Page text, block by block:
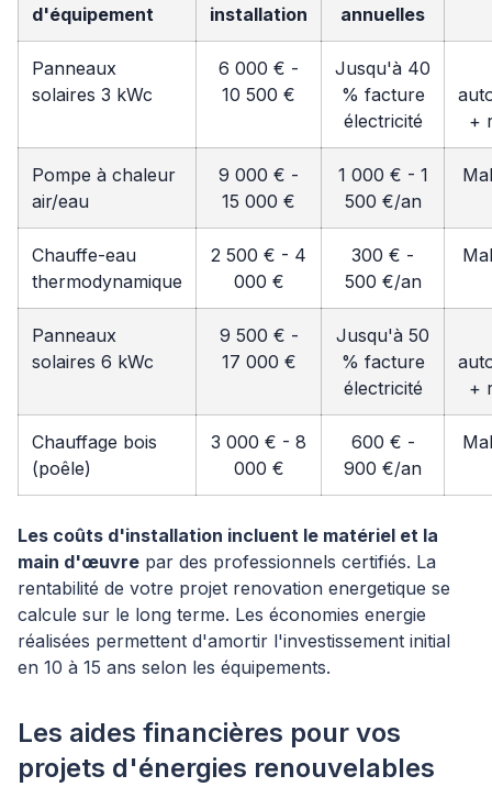
d'équipement
installation
annuelles
Panneaux
solaires 3 kWc
6 000 € -
10 500 €
Jusqu'à 40
% facture
électricité
+
Pompe à chaleur
air/eau
9 000 € -
15 000 €
1 000 € - 1
500 €/an
Chauffe-eau
thermodynamique
2 500 € - 4
000 €
300 € -
500 €/an
Panneaux
solaires 6 kWc
9 500 € -
17 000 €
Jusqu'à 50
% facture
électricité
+
Chauffage bois
(poêle)
3 000 € - 8
000 €
600 € -
900 €/an
Les coûts d'installation incluent le matériel et la
main d'œuvre par des professionnels certifiés. La
rentabilité de votre projet renovation energetique se
calcule sur le long terme. Les économies energie
réalisées permettent d'amortir l'investissement initial
en 10 à 15 ans selon les équipements.
Les aides financières pour vos
projets d'énergies renouvelables